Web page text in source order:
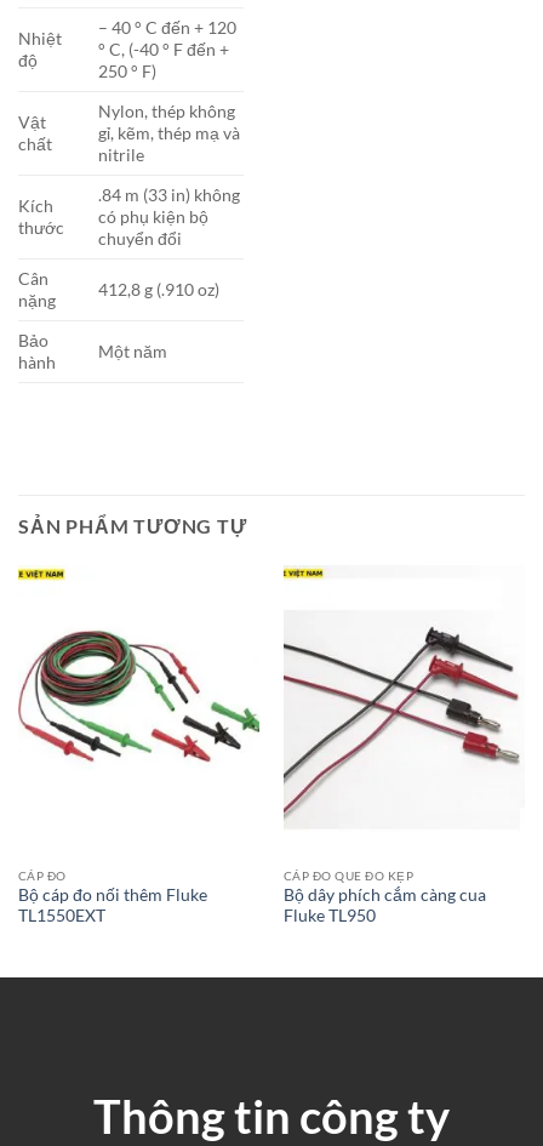
Nhiệt
độ
– 40 ° C đến + 120
° C, (-40 ° F đến +
250 ° F)
Vật
chất
Nylon, thép không
gỉ, kẽm, thép mạ và
nitrile
Kích
thước
.84 m (33 in) không
có phụ kiện bộ
chuyển đổi
Cân
nặng
412,8 g (.910 oz)
Bảo
hành
Một năm
SẢN PHẨM TƯƠNG TỰ
CÁP ĐO
Bộ cáp đo nối thêm Fluke
TL1550EXT
CÁP ĐO QUE ĐO KẸP
Bộ dây phích cắm càng cua
Fluke TL950
Thông tin công ty